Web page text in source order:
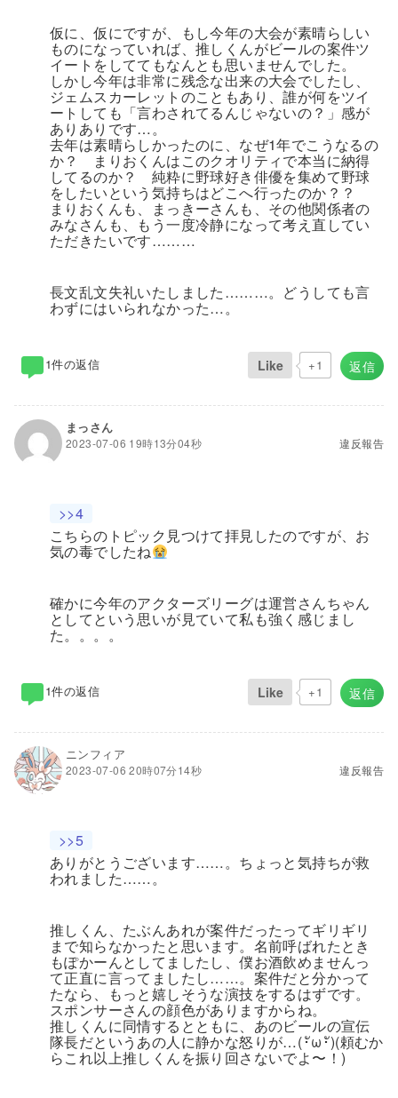
仮に、仮にですが、もし今年の大会が素晴らしい
ものになっていれば、推しくんがビールの案件ツ
イートをしててもなんとも思いませんでした。
しかし今年は非常に残念な出来の大会でしたし、
ジェムスカーレットのこともあり、誰が何をツイ
ートしても「言わされてるんじゃないの？」感が
ありありです…。
去年は素晴らしかったのに、なぜ1年でこうなるの
か？ まりおくんはこのクオリティで本当に納得
してるのか？ 純粋に野球好き俳優を集めて野球
をしたいという気持ちはどこへ行ったのか？？
まりおくんも、まっきーさんも、その他関係者の
みなさんも、もう一度冷静になって考え直してい
ただきたいです………
長文乱文失礼いたしました………。どうしても言
わずにはいられなかった…。
返信
Like +1
1件の返信
まっさん
2023-07-06 19時13分04秒 違反報告
>>4
こちらのトピック見つけて拝見したのですが、お
気の毒でしたね
確かに今年のアクターズリーグは運営さんちゃん
としてという思いが見ていて私も強く感じまし
た。。。。
返信
Like +1
1件の返信
ニンフィア
2023-07-06 20時07分14秒 違反報告
>>5
ありがとうございます……。ちょっと気持ちが救
われました……。
推しくん、たぶんあれが案件だったってギリギリ
まで知らなかったと思います。名前呼ばれたとき
もぽかーんとしてましたし、僕お酒飲めませんっ
て正直に言ってましたし……。案件だと分かって
たなら、もっと嬉しそうな演技をするはずです。
スポンサーさんの顔色がありますからね。
推しくんに同情するとともに、あのビールの宣伝
隊長だというあの人に静かな怒りが…(⁠･ั⁠ω⁠･ั⁠)(頼むか
らこれ以上推しくんを振り回さないでよ〜！)